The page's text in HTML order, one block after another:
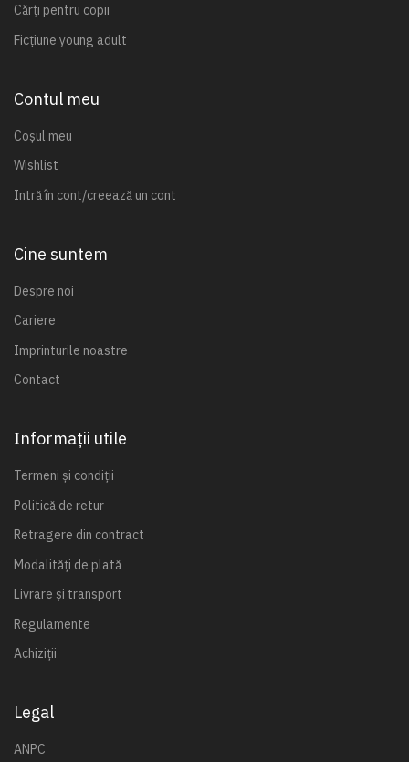
Cărți pentru copii
Ficțiune young adult
Contul meu
Coșul meu
Wishlist
Intră în cont/creează un cont
Cine suntem
Despre noi
Cariere
Imprinturile noastre
Contact
Informații utile
Termeni și condiții
Politică de retur
Retragere din contract
Modalități de plată
Livrare și transport
Regulamente
Achiziții
Legal
ANPC